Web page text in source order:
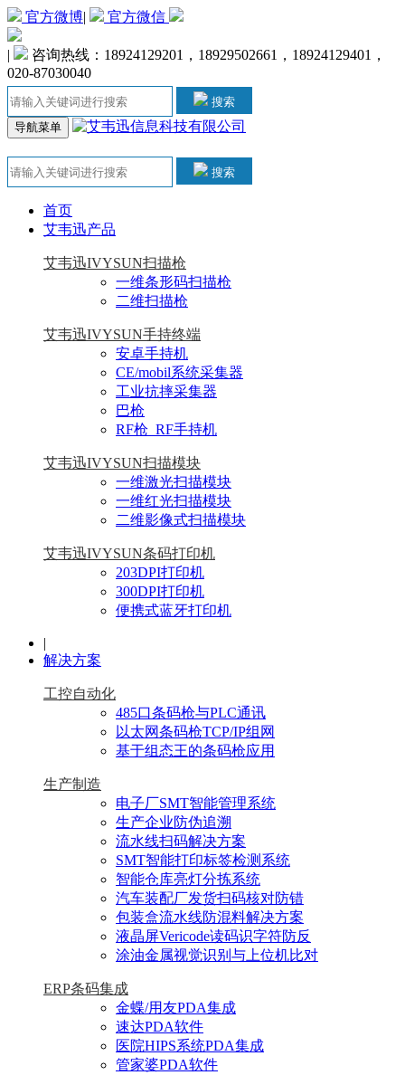
官方微博| 官方微信
|
咨询热线：18924129201，18929502661，18924129401，
020-87030040
搜索
导航菜单
搜索
首页
艾韦迅产品
艾韦迅IVYSUN扫描枪
一维条形码扫描枪
二维扫描枪
艾韦迅IVYSUN手持终端
安卓手持机
CE/mobil系统采集器
工业抗摔采集器
巴枪
RF枪_RF手持机
艾韦迅IVYSUN扫描模块
一维激光扫描模块
一维红光扫描模块
二维影像式扫描模块
艾韦迅IVYSUN条码打印机
203DPI打印机
300DPI打印机
便携式蓝牙打印机
|
解决方案
工控自动化
485口条码枪与PLC通讯
以太网条码枪TCP/IP组网
基于组态王的条码枪应用
生产制造
电子厂SMT智能管理系统
生产企业防伪追溯
流水线扫码解决方案
SMT智能打印标签检测系统
智能仓库亮灯分拣系统
汽车装配厂发货扫码核对防错
包装盒流水线防混料解决方案
液晶屏Vericode读码识字符防反
涂油金属视觉识别与上位机比对
ERP条码集成
金蝶/用友PDA集成
速达PDA软件
医院HIPS系统PDA集成
管家婆PDA软件